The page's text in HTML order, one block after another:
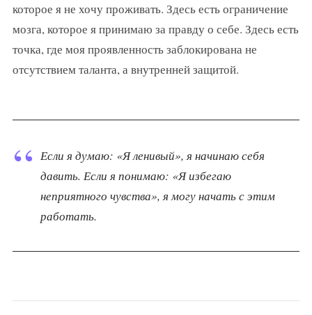
которое я не хочу проживать. Здесь есть ограничение
мозга, которое я принимаю за правду о себе. Здесь есть
точка, где моя проявленность заблокирована не
отсутствием таланта, а внутренней защитой.
Если я думаю: «Я ленивый», я начинаю себя
давить. Если я понимаю: «Я избегаю
неприятного чувства», я могу начать с этим
работать.